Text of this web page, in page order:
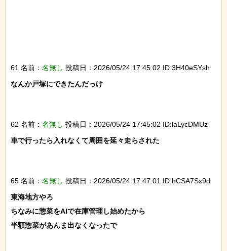
61 名前： 名無し 投稿日：2026/05/24 17:45:02 ID:3H40eSYsh
なんか戸塚にできたんだっけ
62 名前： 名無し 投稿日：2026/05/24 17:45:02 ID:laLycDMUz
車で行ったら入れなくて周囲を延々走らされた
65 名前： 名無し 投稿日：2026/05/24 17:47:01 ID:hCSA7Sx9d
東海地方やろ
ちなみに惣菜をAIで在庫管理し始めたから
半額惣菜があんま出なくなったで